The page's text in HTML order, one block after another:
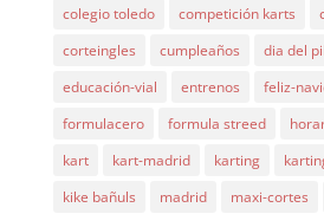
colegio toledo
competición karts
corteingles
cumpleaños dia del
educación-vial
entrenos feliz-
formulacero
formula streed
kart
kart-madrid karting
kike bañuls
madrid maxi-cortes